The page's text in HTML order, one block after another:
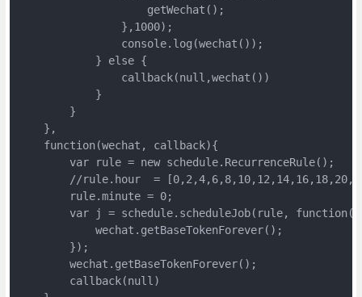
                    getWechat();
                },1000);
                console.log(wechat());
            } else {
                callback(null,wechat())
            }
        }
    },
    function(wechat, callback){
var rule = new schedule.RecurrenceRule();
//rule.hour  =
        rule.minute = 0;
var j = schedule.scheduleJob(rule,
            wechat.getBaseTokenForever();
        });
        wechat.getBaseTokenForever();
        callback(null)